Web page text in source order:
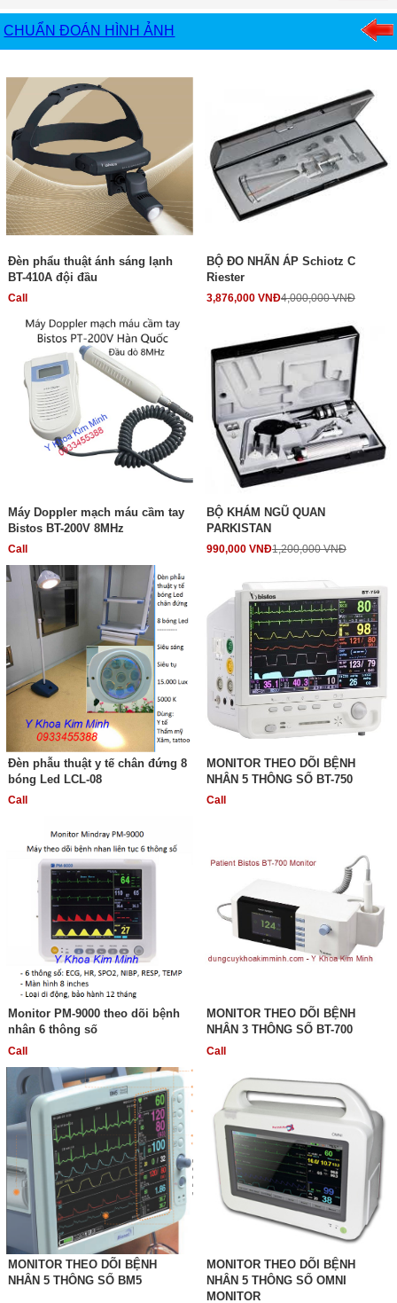
CHUẨN ĐOÁN HÌNH ẢNH
Đèn phẩu thuật ánh sáng lạnh
BT-410A đội đầu
Call
BỘ ĐO NHÃN ÁP Schiotz C
Riester
3,876,000 VNĐ4,000,000 VNĐ
Máy Doppler mạch máu cầm tay
Bistos BT-200V 8MHz
Call
BỘ KHÁM NGŨ QUAN
PARKISTAN
990,000 VNĐ1,200,000 VNĐ
Đèn phẫu thuật y tế chân đứng 8
bóng Led LCL-08
Call
MONITOR THEO DÕI BỆNH
NHÂN 5 THÔNG SỐ BT-750
Call
Monitor PM-9000 theo dõi bệnh
nhân 6 thông số
Call
MONITOR THEO DÕI BỆNH
NHÂN 3 THÔNG SỐ BT-700
Call
MONITOR THEO DÕI BỆNH
NHÂN 5 THÔNG SỐ BM5
MONITOR THEO DÕI BỆNH
NHÂN 5 THÔNG SỐ OMNI
MONITOR